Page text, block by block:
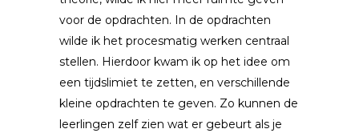
voor de opdrachten. In de opdrachten
wilde ik het procesmatig werken centraal
stellen. Hierdoor kwam ik op het idee om
een tijdslimiet te zetten, en verschillende
kleine opdrachten te geven. Zo kunnen de
leerlingen zelf zien wat er gebeurt als je